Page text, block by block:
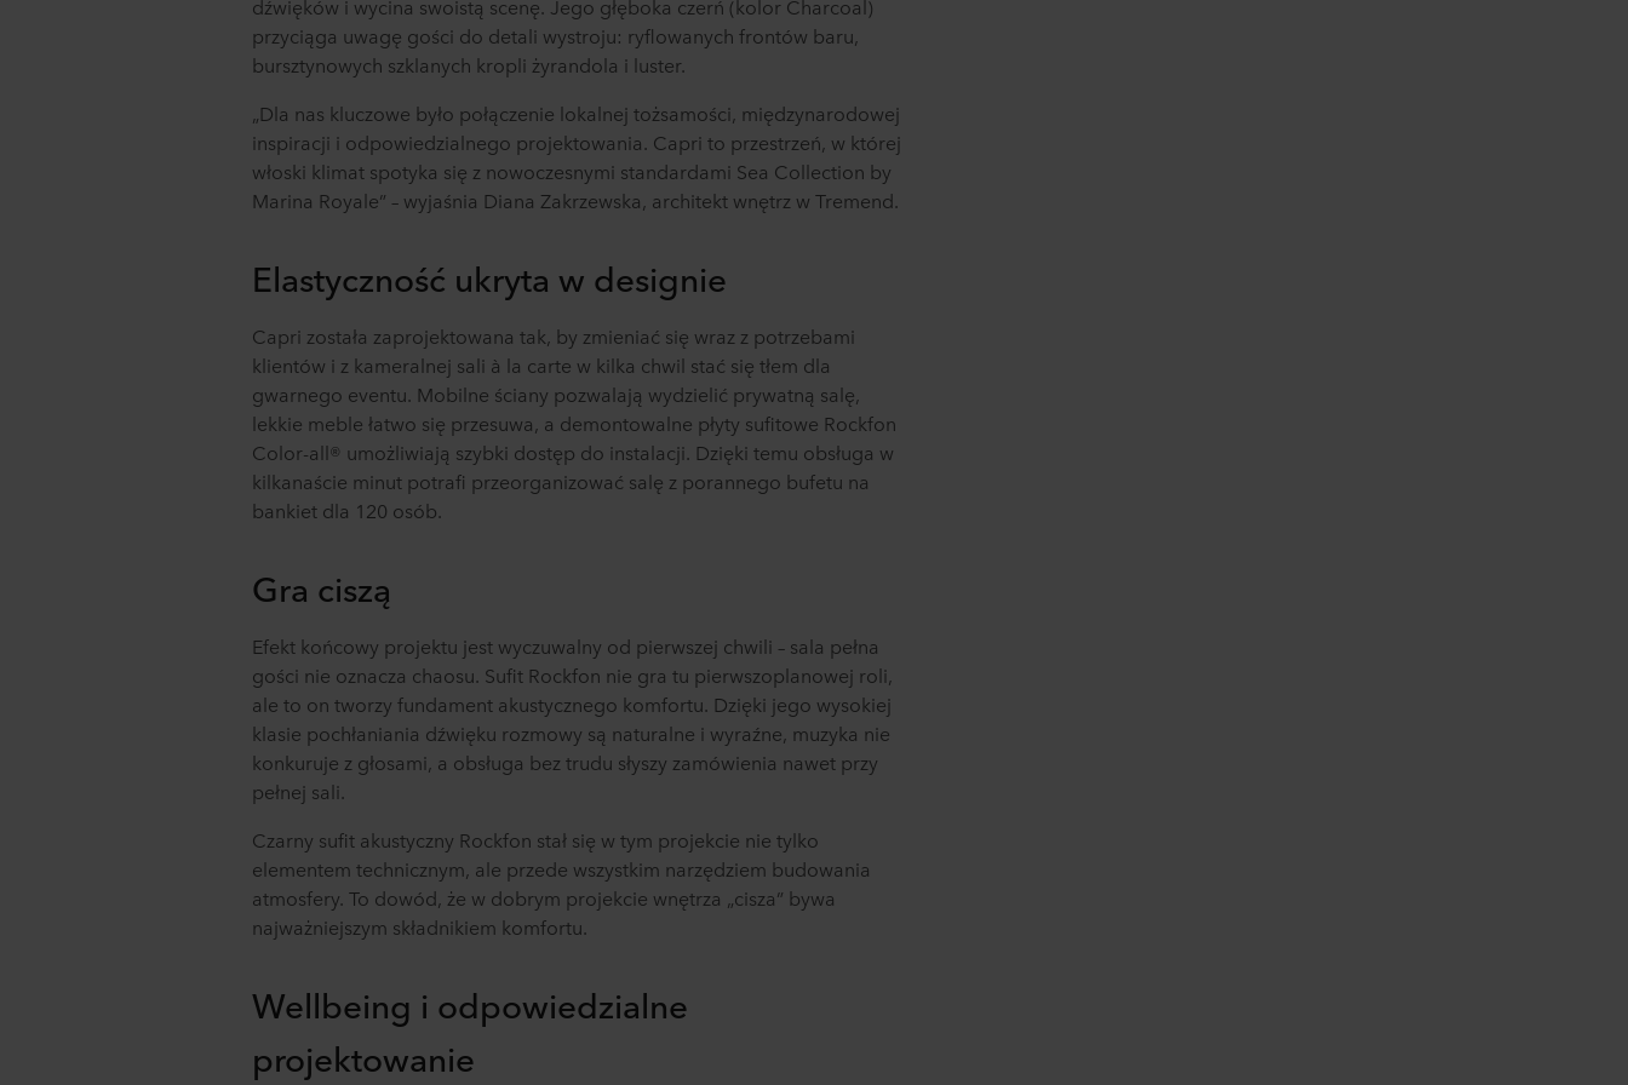
spółka ROCKWOOL jest administratorem Twoim danych osobowych.
dźwięków i wycina swoistą scenę. Jego głęboka czerń (kolor Charcoal)
przyciąga uwagę gości do detali wystroju: ryflowanych frontów baru,
bursztynowych szklanych kropli żyrandola i luster.
„Dla nas kluczowe było połączenie lokalnej tożsamości, międzynarodowej
inspiracji i odpowiedzialnego projektowania. Capri to przestrzeń, w której
włoski klimat spotyka się z nowoczesnymi standardami Sea Collection by
Marina Royale” – wyjaśnia Diana Zakrzewska, architekt wnętrz w Tremend.
Elastyczność ukryta w designie
Capri została zaprojektowana tak, by zmieniać się wraz z potrzebami
klientów i z kameralnej sali à la carte w kilka chwil stać się tłem dla
gwarnego eventu. Mobilne ściany pozwalają wydzielić prywatną salę,
lekkie meble łatwo się przesuwa, a demontowalne płyty sufitowe Rockfon
Color-all® umożliwiają szybki dostęp do instalacji. Dzięki temu obsługa w
kilkanaście minut potrafi przeorganizować salę z porannego bufetu na
bankiet dla 120 osób.
Gra ciszą
Efekt końcowy projektu jest wyczuwalny od pierwszej chwili – sala pełna
gości nie oznacza chaosu. Sufit Rockfon nie gra tu pierwszoplanowej roli,
ale to on tworzy fundament akustycznego komfortu. Dzięki jego wysokiej
klasie pochłaniania dźwięku rozmowy są naturalne i wyraźne, muzyka nie
konkuruje z głosami, a obsługa bez trudu słyszy zamówienia nawet przy
pełnej sali.
Czarny sufit akustyczny Rockfon stał się w tym projekcie nie tylko
elementem technicznym, ale przede wszystkim narzędziem budowania
atmosfery. To dowód, że w dobrym projekcie wnętrza „cisza” bywa
najważniejszym składnikiem komfortu.
Wellbeing i odpowiedzialne
projektowanie